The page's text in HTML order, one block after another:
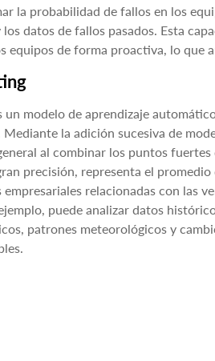
la probabilidad de fallos en los
datos de fallos pasados. Esta
equipos de forma proactiva, lo que
modelo de aprendizaje
la adición sucesiva de
al combinar los puntos fuertes
precisión, representa el
relacionadas con las
puede analizar datos
patrones meteorológicos y